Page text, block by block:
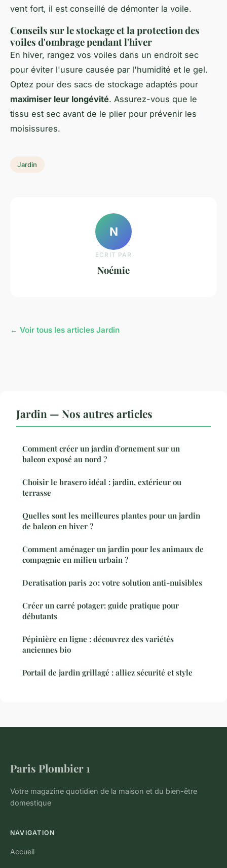
vent fort, il est conseillé de démonter la voile.
Conseils sur le stockage et la protection des
voiles d'ombrage pendant l'hiver
En hiver, rangez vos voiles dans un endroit sec
pour éviter l'usure causée par l'humidité et le gel.
Optez pour des sacs de stockage adaptés pour
maximiser leur longévité. Assurez-vous que le
tissu est sec avant de le plier pour prévenir les
moisissures.
Jardin
N
ECRIT PAR
Noémie
← Voir tous les articles Jardin
Jardin — Nos autres articles
Comment créer un jardin d'ornement sur un
balcon exposé au nord ?
Choisir le brasero idéal : jardin, extérieur ou
terrasse
Quelles sont les meilleures plantes pour un jardin
de balcon en hiver ?
Comment aménager un jardin pour les animaux de
compagnie en milieu urbain ?
Deratisation paris 20: votre solution anti-nuisibles
Créer un carré potager: guide pratique pour
débutants
Pépinière en ligne : découvrez des variétés
anciennes bio
Portail de jardin grillagé : alliez sécurité et style
Paris Plombier 1
Votre magazine quotidien de la maison et du bien-être
domestique
NAVIGATION
Accueil